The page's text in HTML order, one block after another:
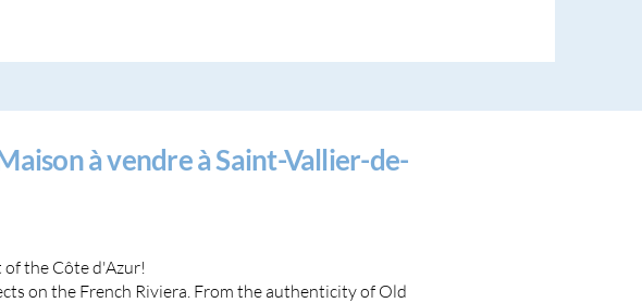
à vendre à Saint-Vallier-de-
the Côte d'Azur!
on the French Riviera. From the authenticity of Old